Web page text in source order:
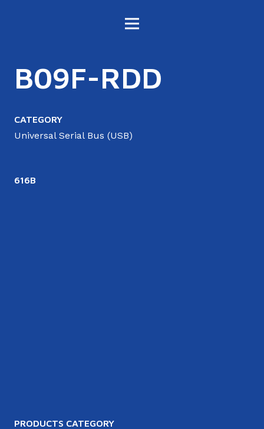
B09F-RDD
CATEGORY
Universal Serial Bus (USB)
616B
PRODUCTS CATEGORY